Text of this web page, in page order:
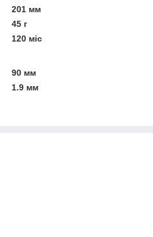
201 мм
45 г
120 міс
90 мм
1.9 мм